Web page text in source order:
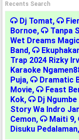
Recents Search
Dj Tomat,
Bornoe, Tanpa
Wet Dreams
Band,
Trap 2024 Rizky
Karaoke
Puja, Dramatic
Movie, Feast
Kok, Dj
Story Wa Indro
Cemon, Maiti 9,
Disuku Pedalaman,